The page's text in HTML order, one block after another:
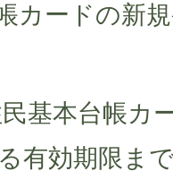
カードの新
基本台帳カ
有効期限ま